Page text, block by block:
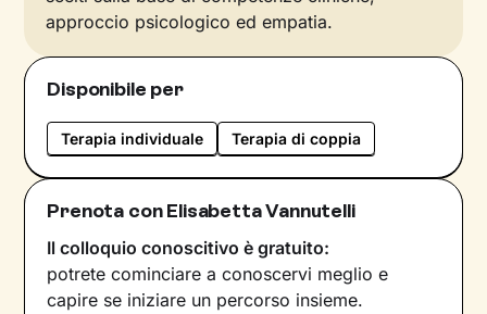
approccio psicologico ed empatia.
Disponibile per
Terapia individuale Terapia di coppia
Prenota con Elisabetta Vannutelli
Il colloquio conoscitivo è gratuito:
potrete cominciare a conoscervi meglio e
capire se iniziare un percorso insieme.